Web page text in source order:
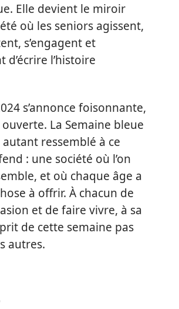
Elle devient le miroir
où les seniors agissent,
s’engagent et
d’écrire l’histoire
s’annonce foisonnante,
La Semaine bleue
autant ressemblé à ce
: une société où l’on
et où chaque âge a
à offrir. À chacun de
et de faire vivre, à sa
de cette semaine pas
autres.